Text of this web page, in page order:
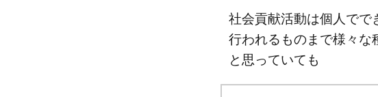
社会貢献活動は個人でで
行われるものまで様々な
と思っていても